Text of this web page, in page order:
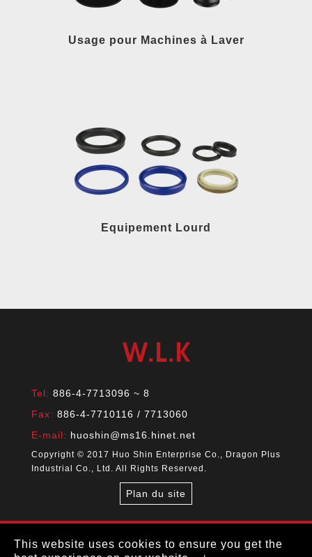
Usage pour Machines à Laver
Equipement Lourd
Tel: 886-4-7713096 ~ 8
Fax: 886-4-7710116 / 7713060
E-mail: huoshin@ms16.hinet.net
Copyright © 2017 Huo Shin Enterprise Co., Dragon Plus
Industrial Co., Ltd. All Rights Reserved.
Plan du site
This website uses cookies to ensure you get the
This website uses cookies to ensure you get the